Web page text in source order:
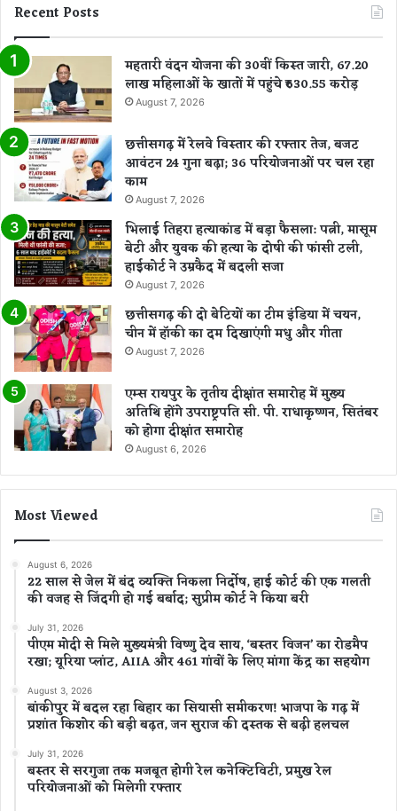
Recent Posts
महतारी वंदन योजना की 30वीं किस्त जारी, 67.20
लाख महिलाओं के खातों में पहुंचे ₹630.55 करोड़
August 7, 2026
छत्तीसगढ़ में रेलवे विस्तार की रफ्तार तेज, बजट
आवंटन 24 गुना बढ़ा; 36 परियोजनाओं पर चल रहा
काम
August 7, 2026
भिलाई तिहरा हत्याकांड में बड़ा फैसला: पत्नी, मासूम
बेटी और युवक की हत्या के दोषी की फांसी टली,
हाईकोर्ट ने उम्रकैद में बदली सजा
August 7, 2026
छत्तीसगढ़ की दो बेटियों का टीम इंडिया में चयन,
चीन में हॉकी का दम दिखाएंगी मधु और गीता
August 7, 2026
एम्स रायपुर के तृतीय दीक्षांत समारोह में मुख्य
अतिथि होंगे उपराष्ट्रपति सी. पी. राधाकृष्णन, सितंबर
को होगा दीक्षांत समारोह
August 6, 2026
Most Viewed
August 6, 2026
22 साल से जेल में बंद व्यक्ति निकला निर्दोष, हाई कोर्ट की एक गलती
की वजह से जिंदगी हो गई बर्बाद; सुप्रीम कोर्ट ने किया बरी
July 31, 2026
पीएम मोदी से मिले मुख्यमंत्री विष्णु देव साय, ‘बस्तर विजन’ का रोडमैप
रखा; यूरिया प्लांट, AIIA और 461 गांवों के लिए मांगा केंद्र का सहयोग
August 3, 2026
बांकीपुर में बदल रहा बिहार का सियासी समीकरण! भाजपा के गढ़ में
प्रशांत किशोर की बड़ी बढ़त, जन सुराज की दस्तक से बढ़ी हलचल
July 31, 2026
बस्तर से सरगुजा तक मजबूत होगी रेल कनेक्टिविटी, प्रमुख रेल
परियोजनाओं को मिलेगी रफ्तार